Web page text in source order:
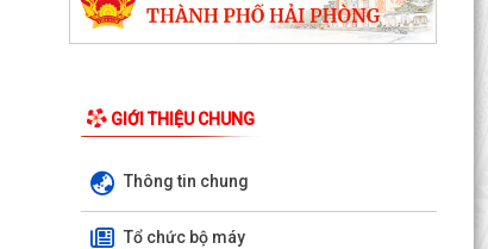
GIỚI THIỆU CHUNG
Thông tin chung
Tổ chức bộ máy
XÃ AN LÃO TỔ CHỨC TẬP HUẤN TÍCH HỢP NỀN